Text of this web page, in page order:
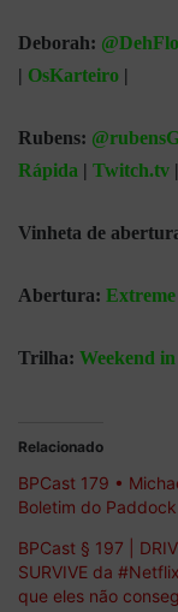
Deborah:
| OsKarteiro |
Rubens:
Rápida | Twitch.tv |
Vinheta de
Abertura:
Trilha: Weekend
Relacionado
BPCast 179 •
Boletim do Paddock
BPCast § 197 |
SURVIVE da
que eles não